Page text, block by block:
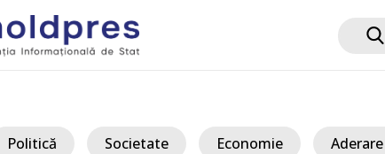
Politică Societate Economie